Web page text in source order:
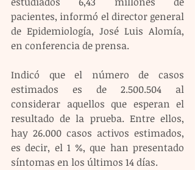
pacientes, informó el director general
de Epidemiología, José Luis Alomía,
en conferencia de prensa.
Indicó que el número de casos
estimados es de 2.500.504 al
considerar aquellos que esperan el
resultado de la prueba. Entre ellos,
hay 26.000 casos activos estimados,
es decir, el 1 %, que han presentado
síntomas en los últimos 14 días.